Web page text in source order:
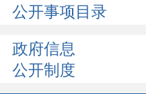
公开事项目录
政府信息
公开制度